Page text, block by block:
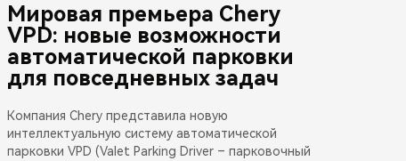
Мировая премьера Chery
VPD: новые возможности
автоматической парковки
для повседневных задач
Компания Chery представила новую
интеллектуальную систему автоматической
парковки VPD (Valet Parking Driver – парковочный